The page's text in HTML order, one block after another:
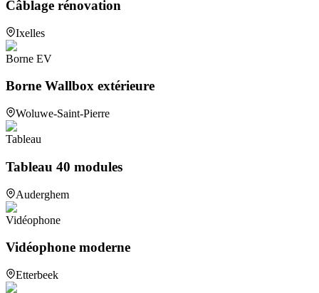
Câblage rénovation
Ixelles
Borne EV
Borne Wallbox extérieure
Woluwe-Saint-Pierre
Tableau
Tableau 40 modules
Auderghem
Vidéophone
Vidéophone moderne
Etterbeek